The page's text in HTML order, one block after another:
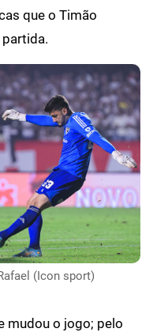
que o Timão
(Icon sport)
mudou o jogo; pelo